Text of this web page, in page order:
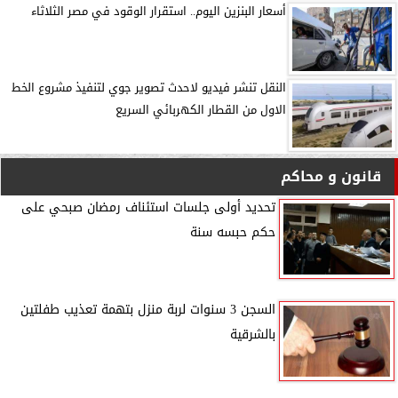
أسعار البنزين اليوم.. استقرار الوقود في مصر الثلاثاء
النقل تنشر فيديو لاحدث تصوير جوي لتنفيذ مشروع الخط
الاول من القطار الكهربائي السريع
قانون و محاكم
تحديد أولى جلسات استئناف رمضان صبحي على
حكم حبسه سنة
السجن 3 سنوات لربة منزل بتهمة تعذيب طفلتين
بالشرقية